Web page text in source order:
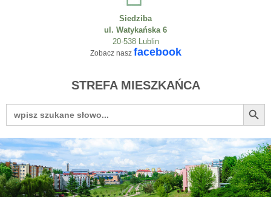
Siedziba
ul. Watykańska 6
20-538 Lublin
Zobacz nasz facebook
STREFA MIESZKAŃCA
Search
for:
Search Button